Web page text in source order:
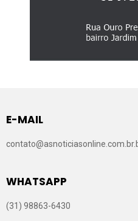
E-MAIL
WHATSAPP
(31) 98863-6430